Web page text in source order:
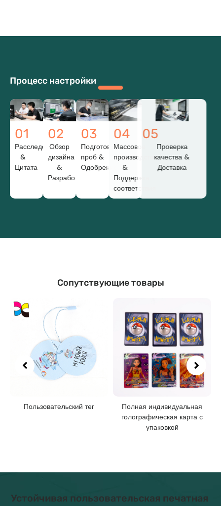
Процесс настройки
01
Расследование
&
Цитата
02
Обзор
дизайна
&
Разработка
03
Подготовка
проб &
Одобрение
04
Массовое
производство
&
Поддержка
соответствия
05
Проверка
качества &
Доставка
Сопутствующие товары
Пользовательский тег
Полная индивидуальная
голографическая карта с
упаковкой
Устойчивая пользовательская печатная